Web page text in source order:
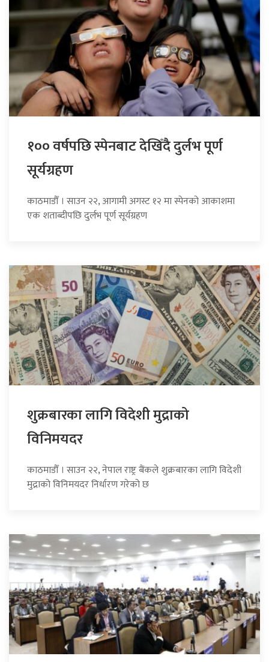
१०० वर्षपछि स्पेनबाट देखिँदै दुर्लभ पूर्ण
सूर्यग्रहण
काठमाडौँ । साउन २२, आगामी अगस्ट १२ मा स्पेनको आकाशमा
एक शताब्दीपछि दुर्लभ पूर्ण सूर्यग्रहण
शुक्रबारका लागि विदेशी मुद्राको
विनिमयदर
काठमाडौँ । साउन २२, नेपाल राष्ट्र बैंकले शुक्रबारका लागि विदेशी
मुद्राको विनिमयदर निर्धारण गरेको छ